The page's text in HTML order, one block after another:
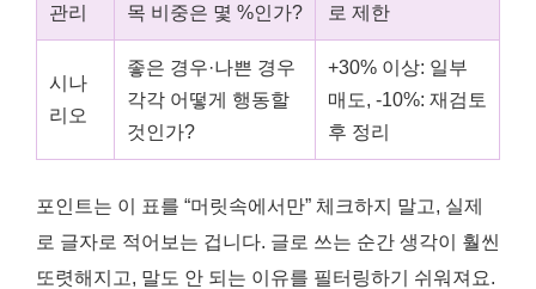
관리
목 비중은 몇 %인가?
로 제한
시나
리오
좋은 경우·나쁜 경우
각각 어떻게 행동할
것인가?
+30% 이상: 일부
매도, -10%: 재검토
후 정리
포인트는 이 표를 “머릿속에서만” 체크하지 말고, 실제
로 글자로 적어보는 겁니다. 글로 쓰는 순간 생각이 훨씬
또렷해지고, 말도 안 되는 이유를 필터링하기 쉬워져요.